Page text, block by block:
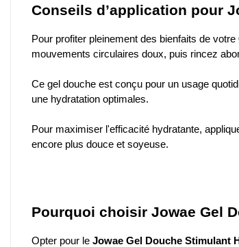
Conseils d’application pour
Pour profiter pleinement des bienfaits de votre
mouvements circulaires doux, puis rincez
Ce gel douche est conçu pour un usage
une hydratation optimales.
Pour maximiser l'efficacité hydratante,
encore plus douce et soyeuse.
Pourquoi choisir Jowae Gel
Opter pour le Jowae Gel Douche Stimulant